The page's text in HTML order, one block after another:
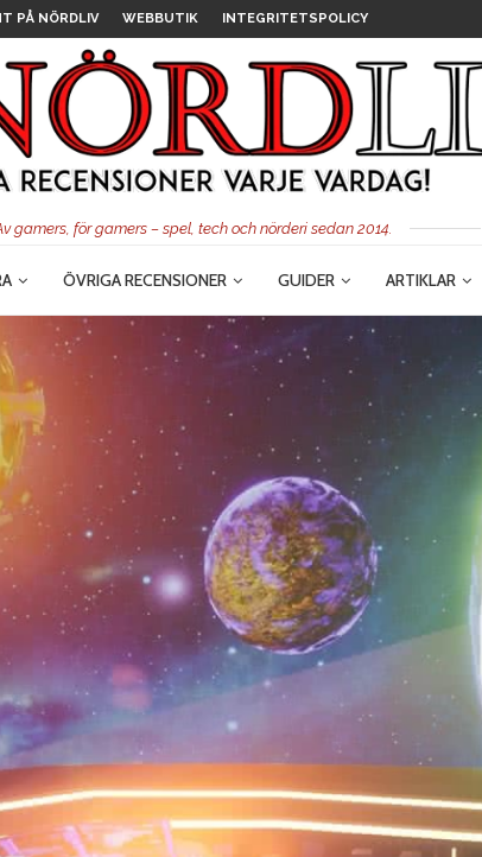
PÅ NÖRDLIV WEBBUTIK INTEGRITETSPOLICY
gamers, för gamers – spel, tech och nörderi sedan 2014.
ÖVRIGA RECENSIONER GUIDER ARTIKLAR